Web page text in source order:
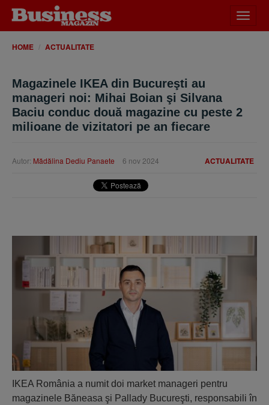
meniu
HOME ACTUALITATE
Magazinele IKEA din Bucureşti au
manageri noi: Mihai Boian şi Silvana
Baciu conduc două magazine cu peste 2
milioane de vizitatori pe an fiecare
ACTUALITATE
Autor: Mădălina Dediu Panaete 6 nov 2024
​IKEA România a numit doi market manageri pentru
magazinele Băneasa şi Pallady Bucureşti, responsabili în